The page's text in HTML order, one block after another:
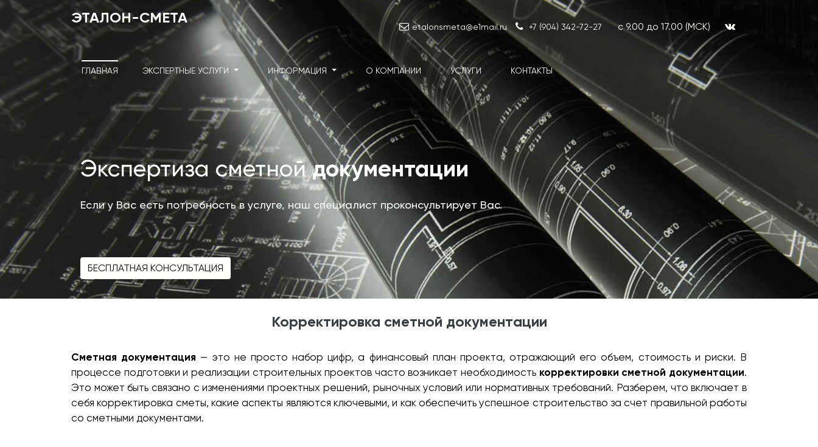
ЭТАЛОН-СМЕТА
etalonsmeta@e1mail.ru +7 (904) 342-72-27 с 9.00 до 17.00 (МСК)
ГЛАВНАЯ ЭКСПЕРТНЫЕ УСЛУГИ ИНФОРМАЦИЯ О КОМПАНИИ УСЛУГИ КОНТАКТЫ
Экспертиза сметнойдокументации
Если у Вас есть потребность в услуге, наш специалист проконсультирует Вас.
БЕСПЛАТНАЯ КОНСУЛЬТАЦИЯ
Корректировка сметной документации
Сметная документация — это не просто набор цифр, а финансовый план проекта, отражающий его объем, стоимость и риски. В
процессе подготовки и реализации строительных проектов часто возникает необходимость корректировки сметной документации.
Это может быть связано с изменениями проектных решений, рыночных условий или нормативных требований. Разберем, что включает в
себя корректировка сметы, какие аспекты являются ключевыми, и как обеспечить успешное строительство за счет правильной работы
со сметными документами.